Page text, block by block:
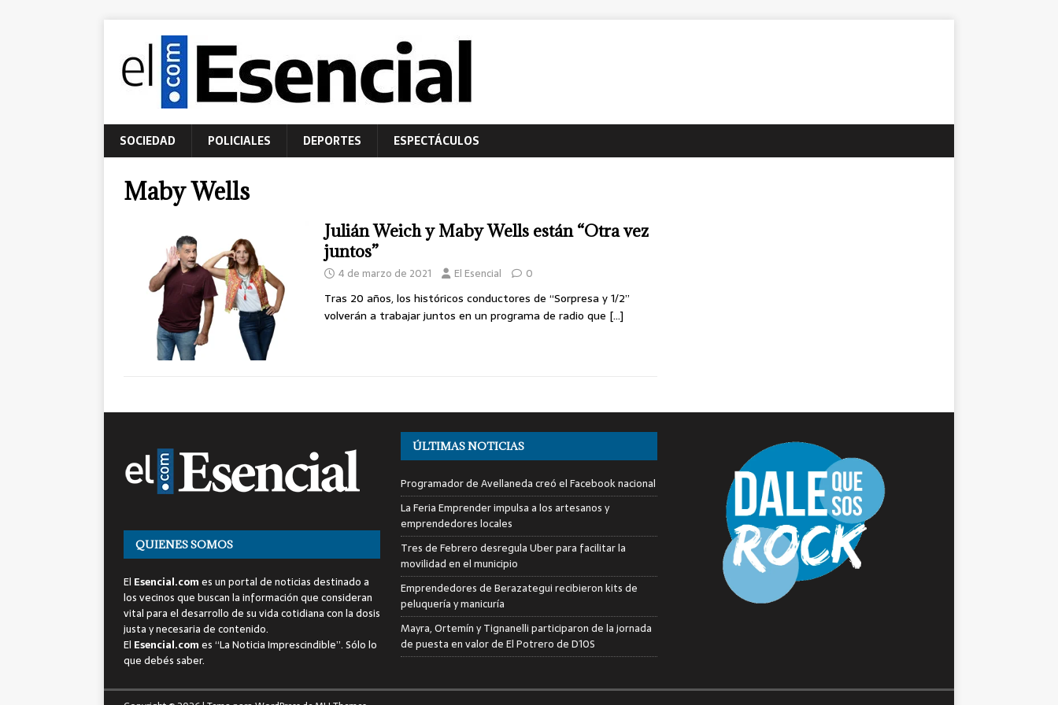
SOCIEDAD POLICIALES DEPORTES ESPECTÁCULOS
Maby Wells
Julián Weich y Maby Wells están “Otra vez
juntos”
4 de marzo de 2021 El Esencial 0
Tras 20 años, los históricos conductores de “Sorpresa y 1/2”
volverán a trabajar juntos en un programa de radio que […]
QUIENES SOMOS
El Esencial.comes un portal de noticias destinado a
los vecinos que buscan la información que consideran
vital para el desarrollo de su vida cotidiana con la dosis
justa y necesaria de contenido.
El Esencial.comes “La Noticia Imprescindible”. Sólo lo
que debés saber.
ÚLTIMAS NOTICIAS
Programador de Avellaneda creó el Facebook nacional
La Feria Emprender impulsa a los artesanos y
emprendedores locales
Tres de Febrero desregula Uber para facilitar la
movilidad en el municipio
Emprendedores de Berazategui recibieron kits de
peluquería y manicuría
Mayra, Ortemín y Tignanelli participaron de la jornada
de puesta en valor de El Potrero de D10S